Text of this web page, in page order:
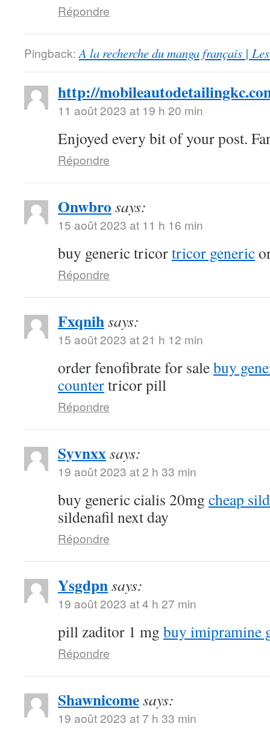
Répondre
Pingback: A la recherche du manga français |
http://
11 août 2023 at 19 h 20 min
Enjoyed every bit of your post.
Répondre
Onwbro says:
15 août 2023 at 11 h 16 min
buy generic tricortricor generic
Répondre
Fxqnihsays:
15 août 2023 at 21 h 12 min
order fenofibrate for salebuy
countertricor pill
Répondre
Syvnxxsays:
19 août 2023 at 2 h 33 min
buy generic cialis 20mg cheap
sildenafil next day
Répondre
Ysgdpnsays:
19 août 2023 at 4 h 27 min
pill zaditor 1 mg buy imipramine
Répondre
Shawnicomesays:
19 août 2023 at 7 h 33 min